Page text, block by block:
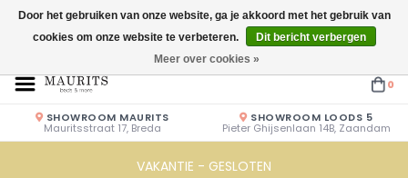
Openingstijden: Vrijdag & Zaterdag 10.00u - 17.00u of op afspraak!
0
SHOWROOM MAURITS
Mauritsstraat 17, Breda
SHOWROOM LOODS 5
Pieter Ghijsenlaan 14B, Zaandam
VAKANTIE - GESLOTEN
Door het gebruiken van onze website, ga je akkoord met het gebruik van
cookies om onze website te verbeteren.
Dit bericht verbergen
Meer over cookies »